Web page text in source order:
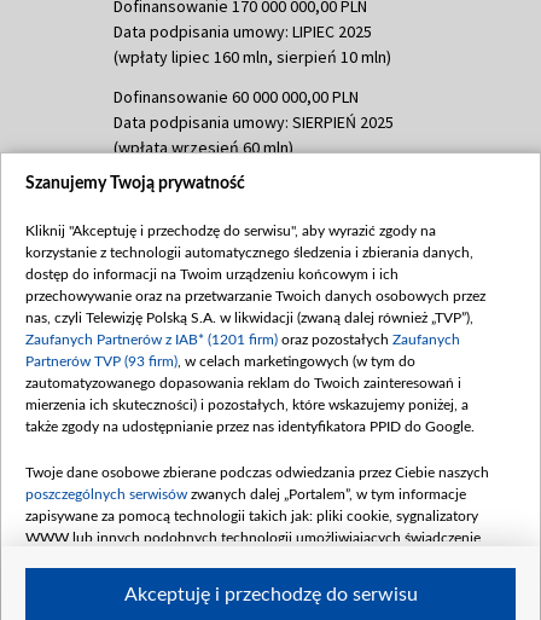
Dofinansowanie 170 000 000,00 PLN
Data podpisania umowy: LIPIEC 2025
(wpłaty lipiec 160 mln, sierpień 10 mln)
Dofinansowanie 60 000 000,00 PLN
Data podpisania umowy: SIERPIEŃ 2025
(wpłata wrzesień 60 mln)
Dofinansowanie 635 783 051,21 PLN
(wpłata wrzesień 100 mln, październik 350
mln, listopad 265 mln)
Dofinansowanie 48 862 000,00 PLN
Data podpisania umowy: GRUDZIEŃ 2025
(wpłata grudzień 60,548 mln)
Dofinansowanie 900 000 000,00 PLN
Data podpisania umowy: LUTY 2026 (wpłata
kwiecień 180 mln, 7 maja 180 mln, 8
czerwca 90 mln)
Dofinansowanie 250 000 000,00 PLN
4 sierpnia 250 mln
Szanujemy Twoją prywatność
Kliknij "Akceptuję i przechodzę do serwisu", aby wyrazić zgody na
korzystanie z technologii automatycznego śledzenia i zbierania danych,
dostęp do informacji na Twoim urządzeniu końcowym i ich
przechowywanie oraz na przetwarzanie Twoich danych osobowych przez
nas, czyli Telewizję Polską S.A. w likwidacji (zwaną dalej również „TVP”),
Zaufanych Partnerów z IAB* (1201 firm) oraz pozostałych Zaufanych
Partnerów TVP (93 firm) , w celach marketingowych (w tym do
zautomatyzowanego dopasowania reklam do Twoich zainteresowań i
mierzenia ich skuteczności) i pozostałych, które wskazujemy poniżej, a
także zgody na udostępnianie przez nas identyfikatora PPID do Google.
Twoje dane osobowe zbierane podczas odwiedzania przez Ciebie naszych
poszczególnych serwisów zwanych dalej „Portalem”, w tym informacje
zapisywane za pomocą technologii takich jak: pliki cookie, sygnalizatory
WWW lub innych podobnych technologii umożliwiających świadczenie
Akceptuję i przechodzę do serwisu